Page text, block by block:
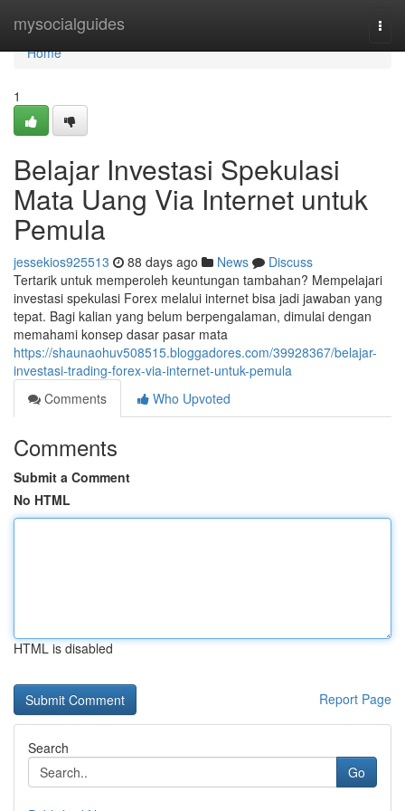
mysocialguides
Home
Home
1
Belajar Investasi Spekulasi
Mata Uang Via Internet untuk
Pemula
jessekios925513 88 days ago News
Discuss
Tertarik untuk memperoleh keuntungan tambahan? Mempelajari
investasi spekulasi Forex melalui internet bisa jadi jawaban yang
tepat. Bagi kalian yang belum berpengalaman, dimulai dengan
memahami konsep dasar pasar mata
https://shaunaohuv508515.bloggadores.com/39928367/belajar-
investasi-trading-forex-via-internet-untuk-pemula
Comments
Who Upvoted
Comments
Submit a Comment
No HTML
HTML is disabled
Report Page
Search
Go